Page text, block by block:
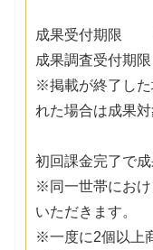
成果受付期限
成果調査受付期
※掲載が終了した
れた場合は成果対
初回課金完了で成
※同一世帯におけ
いただきます。
※一度に2個以上